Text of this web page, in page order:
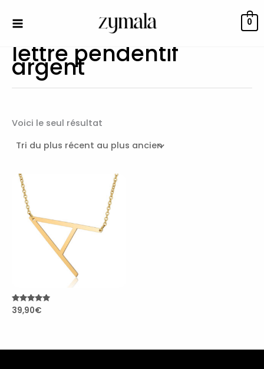
0
lettre pendentif
argent
Voici le seul résultat
Note
4.93
39,90€